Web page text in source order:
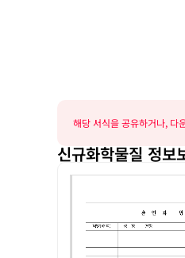
해당 서식을 공유하거나, 다
신규화학물질 정보